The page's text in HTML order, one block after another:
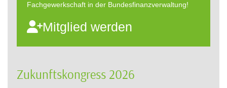
Fachgewerkschaft in der Bundesfinanzverwaltung!
Mitglied werden
Zukunftskongress 2026